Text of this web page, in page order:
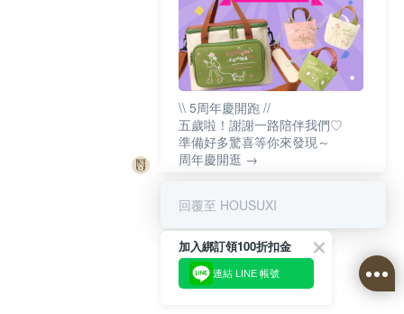
\\ 5周年慶開跑 //
五歲啦！謝謝一路陪伴我們♡
準備好多驚喜等你來發現～
周年慶開逛 →
回覆至 HOUSUXI
加入綁訂領100折扣金
連結 LINE 帳號